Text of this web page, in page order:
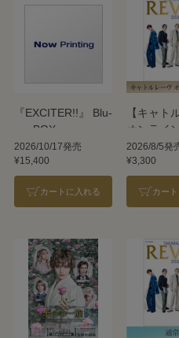
『EXCITER!!』 Blu-
ray BOX
2026/10/17発売
¥15,400
カートに入れる
【キャト
オンライ
版】
REVUE
2026/8/5発
¥3,300
カー